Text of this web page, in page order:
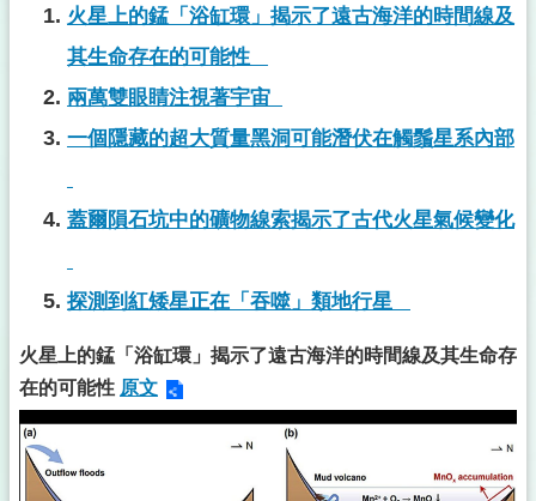
火星上的錳「浴缸環」揭示了遠古海洋的時間線及
其生命存在的可能性
兩萬雙眼睛注視著宇宙
一個隱藏的超大質量黑洞可能潛伏在觸鬚星系內部
蓋爾隕石坑中的礦物線索揭示了古代火星氣候變化
探測到紅矮星正在「吞噬」類地行星
火星上的錳「浴缸環」揭示了遠古海洋的時間線及其生命存
在的可能性 原文